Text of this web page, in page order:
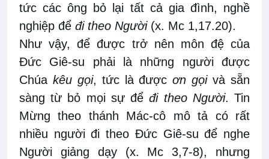
tức các ông bỏ lại tất cả gia đình, nghề
nghiệp để đi theo Người (x. Mc 1,17.20).
Như vậy, để được trở nên môn đệ của
Đức Giê-su phải là những người được
Chúa kêu gọi, tức là đượcơn gọivà sẵn
sàng từ bỏ mọi sự đểđi theo Người. Tin
Mừng theo thánh Mác-cô mô tả có rất
nhiều người đi theo Đức Giê-su để nghe
Người giảng dạy (x. Mc 3,7-8), nhưng